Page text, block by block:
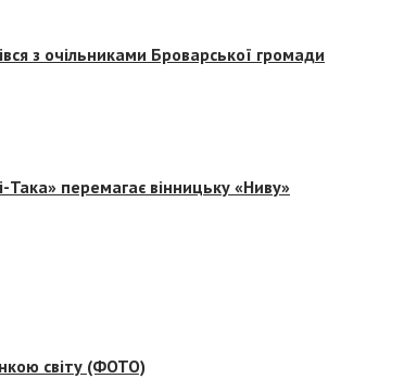
з очільниками Броварської громади
перемагає вінницьку «Ниву»
світу (ФОТО)